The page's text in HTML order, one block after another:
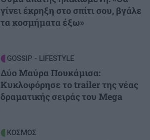
γίνει έκρηξη στο σπίτι σου, βγάλε
τα κοσμήματα έξω»
GOSSIP - LIFESTYLE
Δύο Μαύρα Πουκάμισα:
Κυκλοφόρησε το trailer της νέας
δραματικής σειράς του Mega
ΚΟΣΜΟΣ